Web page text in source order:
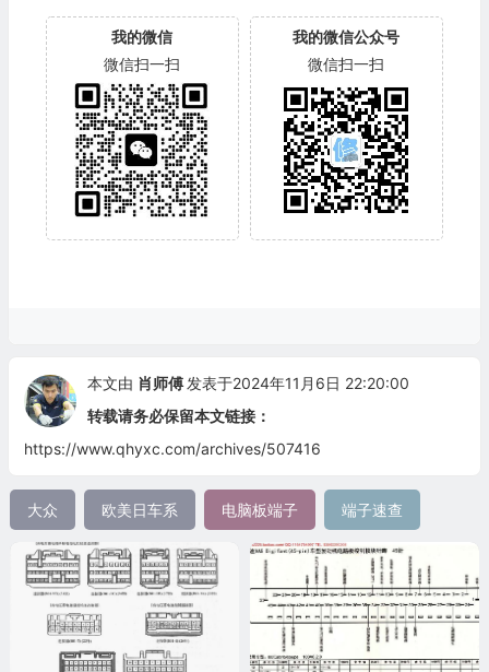
我的微信
微信扫一扫
我的微信公众号
微信扫一扫
本文由 肖师傅 发表于2024年11月6日 22:20:00
转载请务必保留本文链接：
https://www.qhyxc.com/archives/507416
大众 欧美日车系 电脑板端子 端子速查